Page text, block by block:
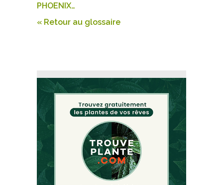
PHOENIX…
« Retour au glossaire